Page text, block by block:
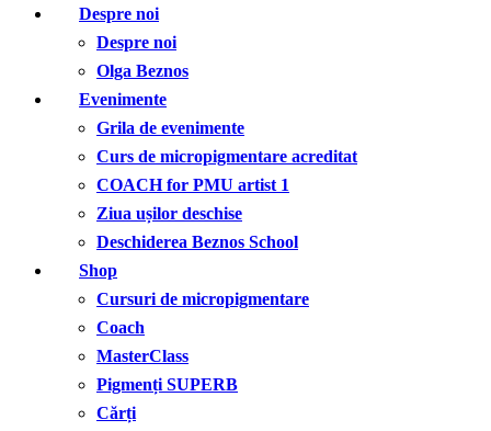
Despre noi
Despre noi
Olga Beznos
Evenimente
Grila de evenimente
Curs de micropigmentare acreditat
COACH for PMU artist 1
Ziua ușilor deschise
Deschiderea Beznos School
Shop
Cursuri de micropigmentare
Coach
MasterClass
Pigmenți SUPERB
Cărți